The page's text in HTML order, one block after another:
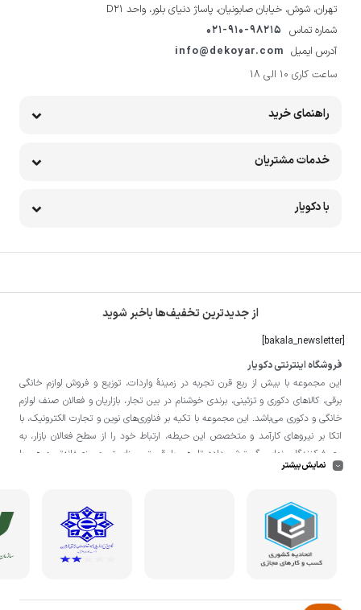
تهران، شوش، خیابان صابونیان، پاساژ دنیای بلور، واحد D21
شماره تماس 021-910-98215
آدرس ایمیل info@dekoyar.com
ساعت کاری 10 الی 18
راهنمای خرید
خدمات مشتریان
با دکویار
از جدیدترین تخفیف‌ها باخبر شوید
فروشگاه اینترنتی دکویار
این مجموعه با بيش از ربع قرن تجربه در زمينۀ واردات، توزيع و فروش لوازم خانگی
برقی، کالاهای دکوری و تزئینی، برندی خوشنام در بين تجار، بازاريان و فعالان صنف لوازم
خانگی و دکوری می‌باشد. این مجموعه با تكيه بر فناوری‌های نوين و تجارت الكترونيک، با
اتکا بر نيروهای كارآمد و متخصص اين حيطه، ارتباط خود را از سطح فعالان بازار، به
مصرف‌كنندگان نهايی گسترش داده تا هم با قيمتی مناسبتر و منصفانه‌تر و هم با
خدماتی گسترده‌تر و كيفی‌تر در خدمت هموطنان عزیز در اقصی نقاط ميهنمان باشد.
کالا از انبار تنها در صورت ثبت سفارش قبلی از طریق سایت و انتخاب زمان، امکان پذیر
نمایش بیشتر